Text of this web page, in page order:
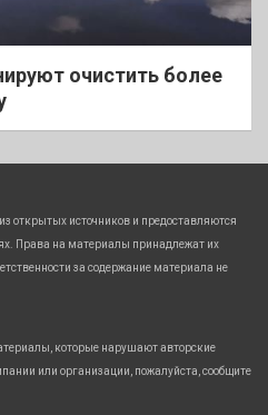
очистить более
открытых источников и предоставляются
Права на материалы принадлежат их
за содержание материала не
которые нарушают авторские
или организации, пожалуйста, сообщите